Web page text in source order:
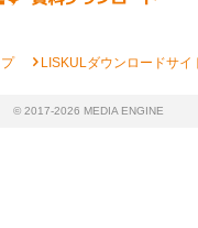
chevron_rightLISKULダウンロードサイ
© 2017-2026 MEDIA ENGINE